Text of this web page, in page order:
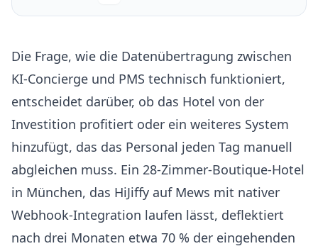
Die Frage, wie die Datenübertragung zwischen
KI-Concierge und PMS technisch funktioniert,
entscheidet darüber, ob das Hotel von der
Investition profitiert oder ein weiteres System
hinzufügt, das das Personal jeden Tag manuell
abgleichen muss. Ein 28-Zimmer-Boutique-Hotel
in München, das HiJiffy auf Mews mit nativer
Webhook-Integration laufen lässt, deflektiert
nach drei Monaten etwa 70 % der eingehenden